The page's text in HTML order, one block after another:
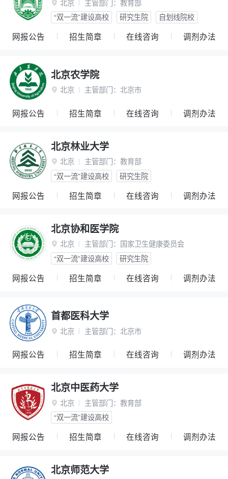
 北京 主管部门： 教育部
“双一流”建设高校
研究生院 自划线院校
网报公告 招生简章 在线咨询 调剂办法
北京农学院
 北京 主管部门： 北京市
网报公告 招生简章 在线咨询 调剂办法
北京林业大学
 北京 主管部门： 教育部
“双一流”建设高校
研究生院
网报公告 招生简章 在线咨询 调剂办法
北京协和医学院
 北京 主管部门： 国家卫生健康委员会
“双一流”建设高校
研究生院
网报公告 招生简章 在线咨询 调剂办法
首都医科大学
 北京 主管部门： 北京市
网报公告 招生简章 在线咨询 调剂办法
北京中医药大学
 北京 主管部门： 教育部
“双一流”建设高校
网报公告 招生简章 在线咨询 调剂办法
北京师范大学